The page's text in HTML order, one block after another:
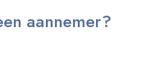
aannemer?